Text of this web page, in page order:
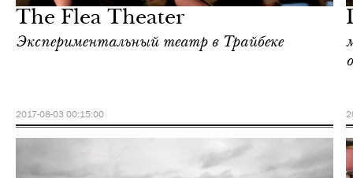
The Flea Theater
Экспериментальный театр в Трайбеке
2017-08-03 00:15:00